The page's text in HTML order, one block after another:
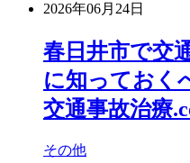
2026年06月24日
春日井市で交
に知っておく
交通事故治療
その他